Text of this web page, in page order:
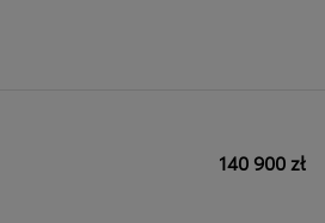
140 900 zł